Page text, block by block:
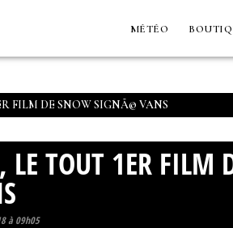
MÉTÉO
FILM DE SNOW SIGNÃ© VANS
LE TOUT 1ER FILM
à 09h05